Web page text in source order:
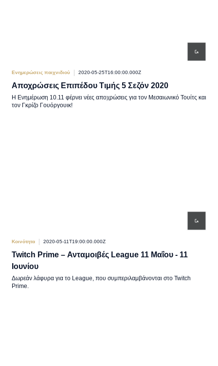
Ενημερώσεις παιχνιδιού 2020-05-25T16:00:00.000Z
Αποχρώσεις Επιπέδου Τιμής 5 Σεζόν 2020
Η Ενημέρωση 10.11 φέρνει νέες αποχρώσεις για τον Μεσαιωνικό Τουίτς και
τον Γκρίζο Γουόργουικ!
Κοινότητα 2020-05-11T19:00:00.000Z
Twitch Prime – Ανταμοιβές League 11 Μαΐου - 11
Ιουνίου
Δωρεάν λάφυρα για το League, που συμπεριλαμβάνονται στο Twitch
Prime.